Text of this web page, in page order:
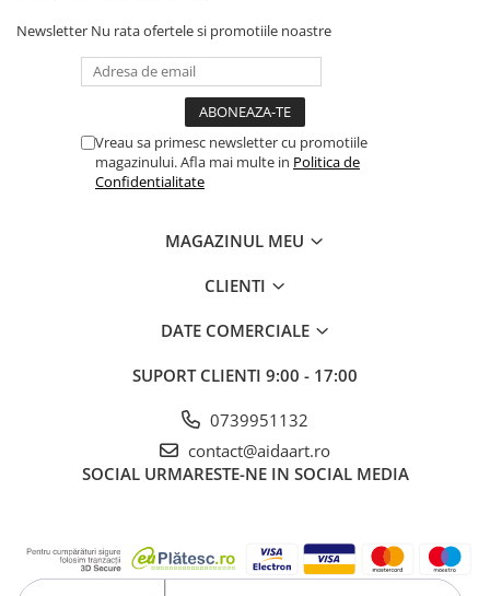
Newsletter Nu rata ofertele si promotiile noastre
Vreau sa primesc newsletter cu promotiile
magazinului. Afla mai multe in Politica de
Confidentialitate
MAGAZINUL MEU
CLIENTI
DATE COMERCIALE
SUPORT CLIENTI 9:00 - 17:00
0739951132
contact@aidaart.ro
SOCIAL URMARESTE-NE IN SOCIAL MEDIA